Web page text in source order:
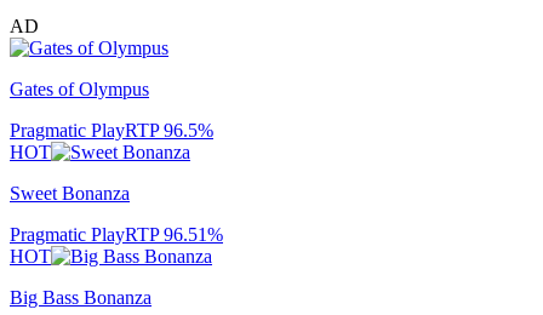
AD
Gates of Olympus
Pragmatic PlayRTP96.5%
HOT
Sweet Bonanza
Pragmatic PlayRTP96.51%
HOT
Big Bass Bonanza